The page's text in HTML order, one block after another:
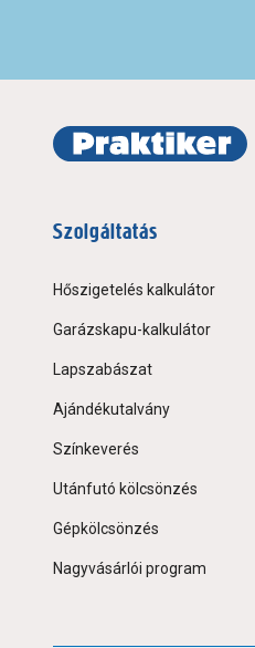
Szolgáltatás
Hőszigetelés kalkulátor
Garázskapu-kalkulátor
Lapszabászat
Ajándékutalvány
Színkeverés
Utánfutó kölcsönzés
Gépkölcsönzés
Nagyvásárlói program